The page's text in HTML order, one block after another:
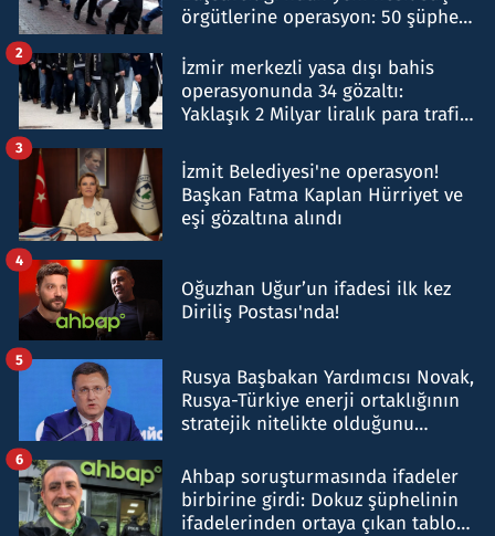
örgütlerine operasyon: 50 şüpheli
İzmir merkezli yasa dışı bahis
operasyonunda 34 gözaltı:
Yaklaşık 2 Milyar liralık para trafiği
2
İzmit Belediyesi'ne operasyon!
Başkan Fatma Kaplan Hürriyet ve
eşi gözaltına alındı
3
Oğuzhan Uğur’un ifadesi ilk kez
Diriliş Postası'nda!
4
Rusya Başbakan Yardımcısı Novak,
Rusya-Türkiye enerji ortaklığının
stratejik nitelikte olduğunu
5
Ahbap soruşturmasında ifadeler
birbirine girdi: Dokuz şüphelinin
ifadelerinden ortaya çıkan tablo
6